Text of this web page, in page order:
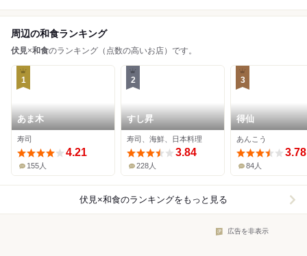
周辺の和食ランキング
伏見×和食のランキング（点数の高いお店）です。
1
あま木
寿司
4.21
155人
2
すし昇
寿司、海鮮、日本料理
3.84
228人
3
得仙
あんこう
3.78
84人
伏見×和食のランキングをもっと見る
広告を非表示